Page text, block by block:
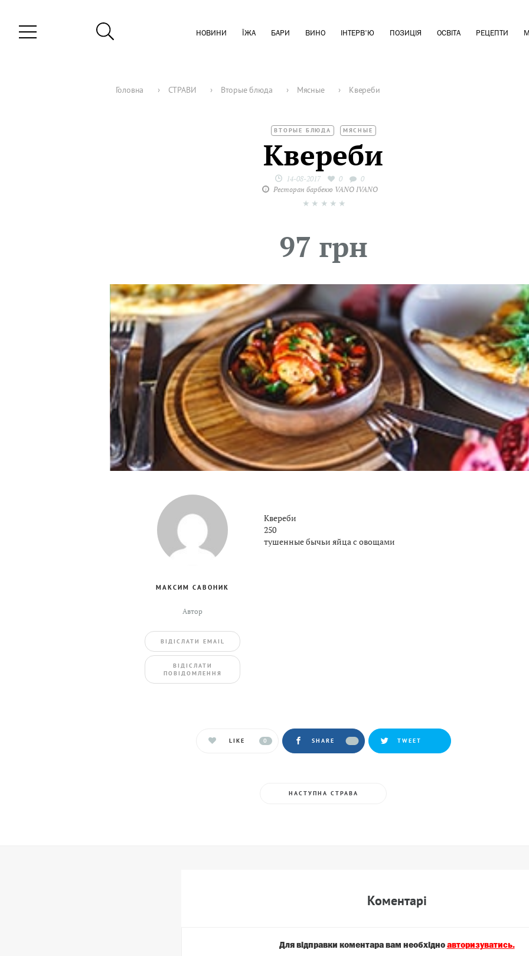
НОВИНИ ЇЖА БАРИ ВИНО ІНТЕРВ'Ю ПОЗИЦІЯ ОСВІТА РЕЦЕПТИ
Головна › СТРАВИ › Вторые блюда › Мясные › Квереби
ВТОРЫЕ БЛЮДА МЯСНЫЕ
Квереби
14-08-2017 0
0
Ресторан барбекю VANO IVANO
★
★
★
★
★
97 грн
МАКСИМ САВОНИК
Автор
ВIДIСЛАТИ EMAIL
BIДIСЛАТИ
ПОВIДОМЛЕННЯ
Квереби
250
тушенные бычьи яйца с овощами
LIKE 0 SHARE TWEET
НАСТУПНА СТРАВА
Коментарi
Для вiдправки коментара вам необхiдно авторизуватись.